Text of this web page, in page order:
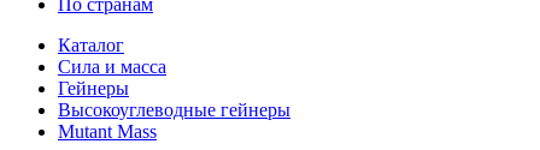
По странам
Каталог
Сила и масса
Гейнеры
Высокоуглеводные гейнеры
Mutant Mass